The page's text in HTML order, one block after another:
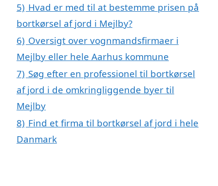
5) Hvad er med til at bestemme prisen på
bortkørsel af jord i Mejlby?
6) Oversigt over vognmandsfirmaer i
Mejlby eller hele Aarhus kommune
7) Søg efter en professionel til bortkørsel
af jord i de omkringliggende byer til
Mejlby
8) Find et firma til bortkørsel af jord i hele
Danmark